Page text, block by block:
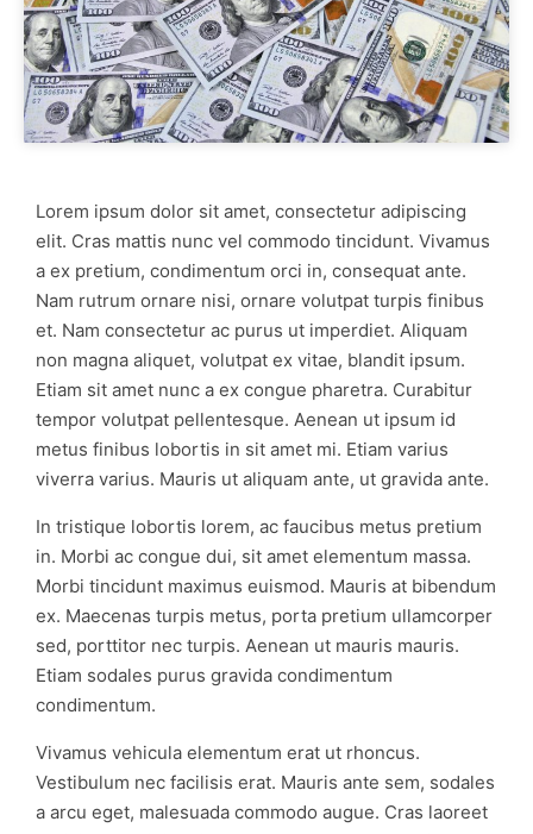
Lorem ipsum dolor sit amet, consectetur adipiscing
elit. Cras mattis nunc vel commodo tincidunt. Vivamus
a ex pretium, condimentum orci in, consequat ante.
Nam rutrum ornare nisi, ornare volutpat turpis finibus
et. Nam consectetur ac purus ut imperdiet. Aliquam
non magna aliquet, volutpat ex vitae, blandit ipsum.
Etiam sit amet nunc a ex congue pharetra. Curabitur
tempor volutpat pellentesque. Aenean ut ipsum id
metus finibus lobortis in sit amet mi. Etiam varius
viverra varius. Mauris ut aliquam ante, ut gravida ante.
In tristique lobortis lorem, ac faucibus metus pretium
in. Morbi ac congue dui, sit amet elementum massa.
Morbi tincidunt maximus euismod. Mauris at bibendum
ex. Maecenas turpis metus, porta pretium ullamcorper
sed, porttitor nec turpis. Aenean ut mauris mauris.
Etiam sodales purus gravida condimentum
condimentum.
Vivamus vehicula elementum erat ut rhoncus.
Vestibulum nec facilisis erat. Mauris ante sem, sodales
a arcu eget, malesuada commodo augue. Cras laoreet